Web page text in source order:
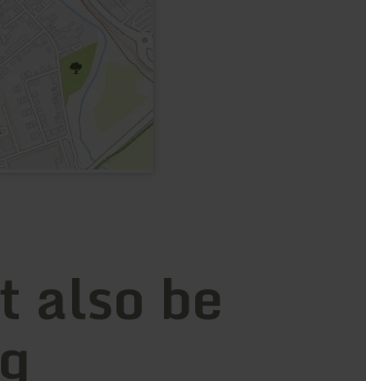
also be